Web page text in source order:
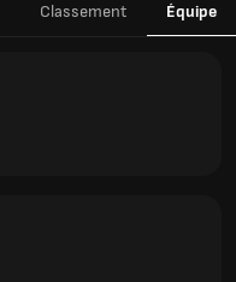
Classement Équipe